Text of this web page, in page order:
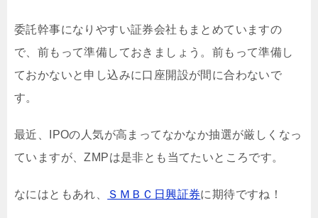
委託幹事になりやすい証券会社もまとめていますの
で、前もって準備しておきましょう。前もって準備し
ておかないと申し込みに口座開設が間に合わないで
す。
最近、IPOの人気が高まってなかなか抽選が厳しくなっ
ていますが、ZMPは是非とも当てたいところです。
なにはともあれ、 ＳＭＢＣ日興証券に期待ですね！